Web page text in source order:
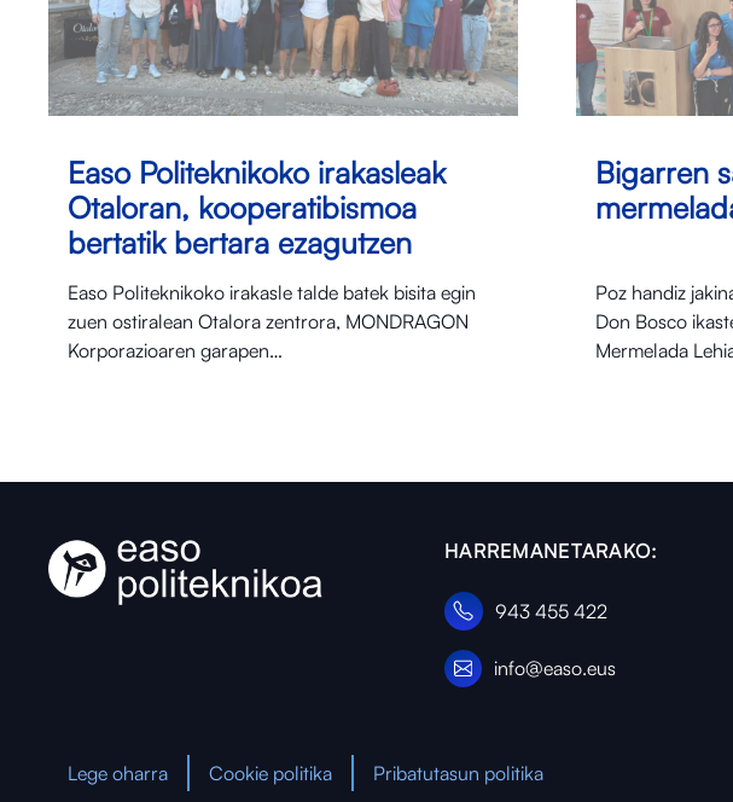
Easo Politeknikoko irakasleak
Otaloran, kooperatibismoa
bertatik bertara ezagutzen
Easo Politeknikoko irakasle talde batek bisita egin
zuen ostiralean Otalora⁠ zentrora, MONDRAGON
Korporazioaren garapen…
Bigarren
Poz handiz
Don Bosco
Mermelada
HARREMANETARAKO:
943 455 422
info@easo.eus
Lege oharra Cookie politika Pribatutasun politika